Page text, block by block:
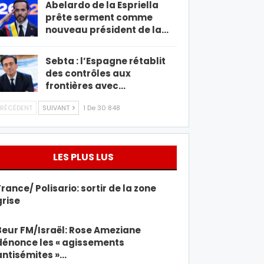
Abelardo de la Espriella
prête serment comme
nouveau président de la…
Sebta : l’Espagne rétablit
des contrôles aux
frontières avec…
SUIVANT 1 De 30 848
LES PLUS LUS
Polisario: sortir de la zone
FM/Israël: Rose Ameziane
les « agissements
»…